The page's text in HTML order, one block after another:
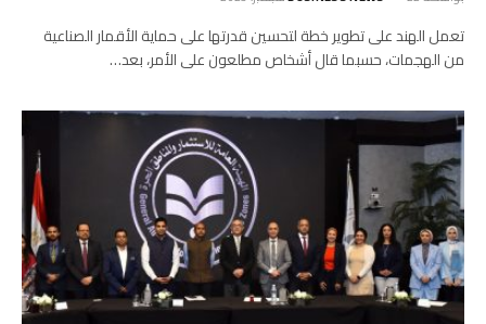
تعمل الهند على تطوير خطة لتحسين قدرتها على حماية الأقمار الصناعية
من الهجمات، حسبما قال أشخاص مطلعون على الأمر، بعد…